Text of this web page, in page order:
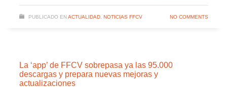
PUBLICADO EN ACTUALIDAD, NOTICIAS FFCV NO COMMENTS
La ‘app’ de FFCV sobrepasa ya las 95.000
descargas y prepara nuevas mejoras y
actualizaciones